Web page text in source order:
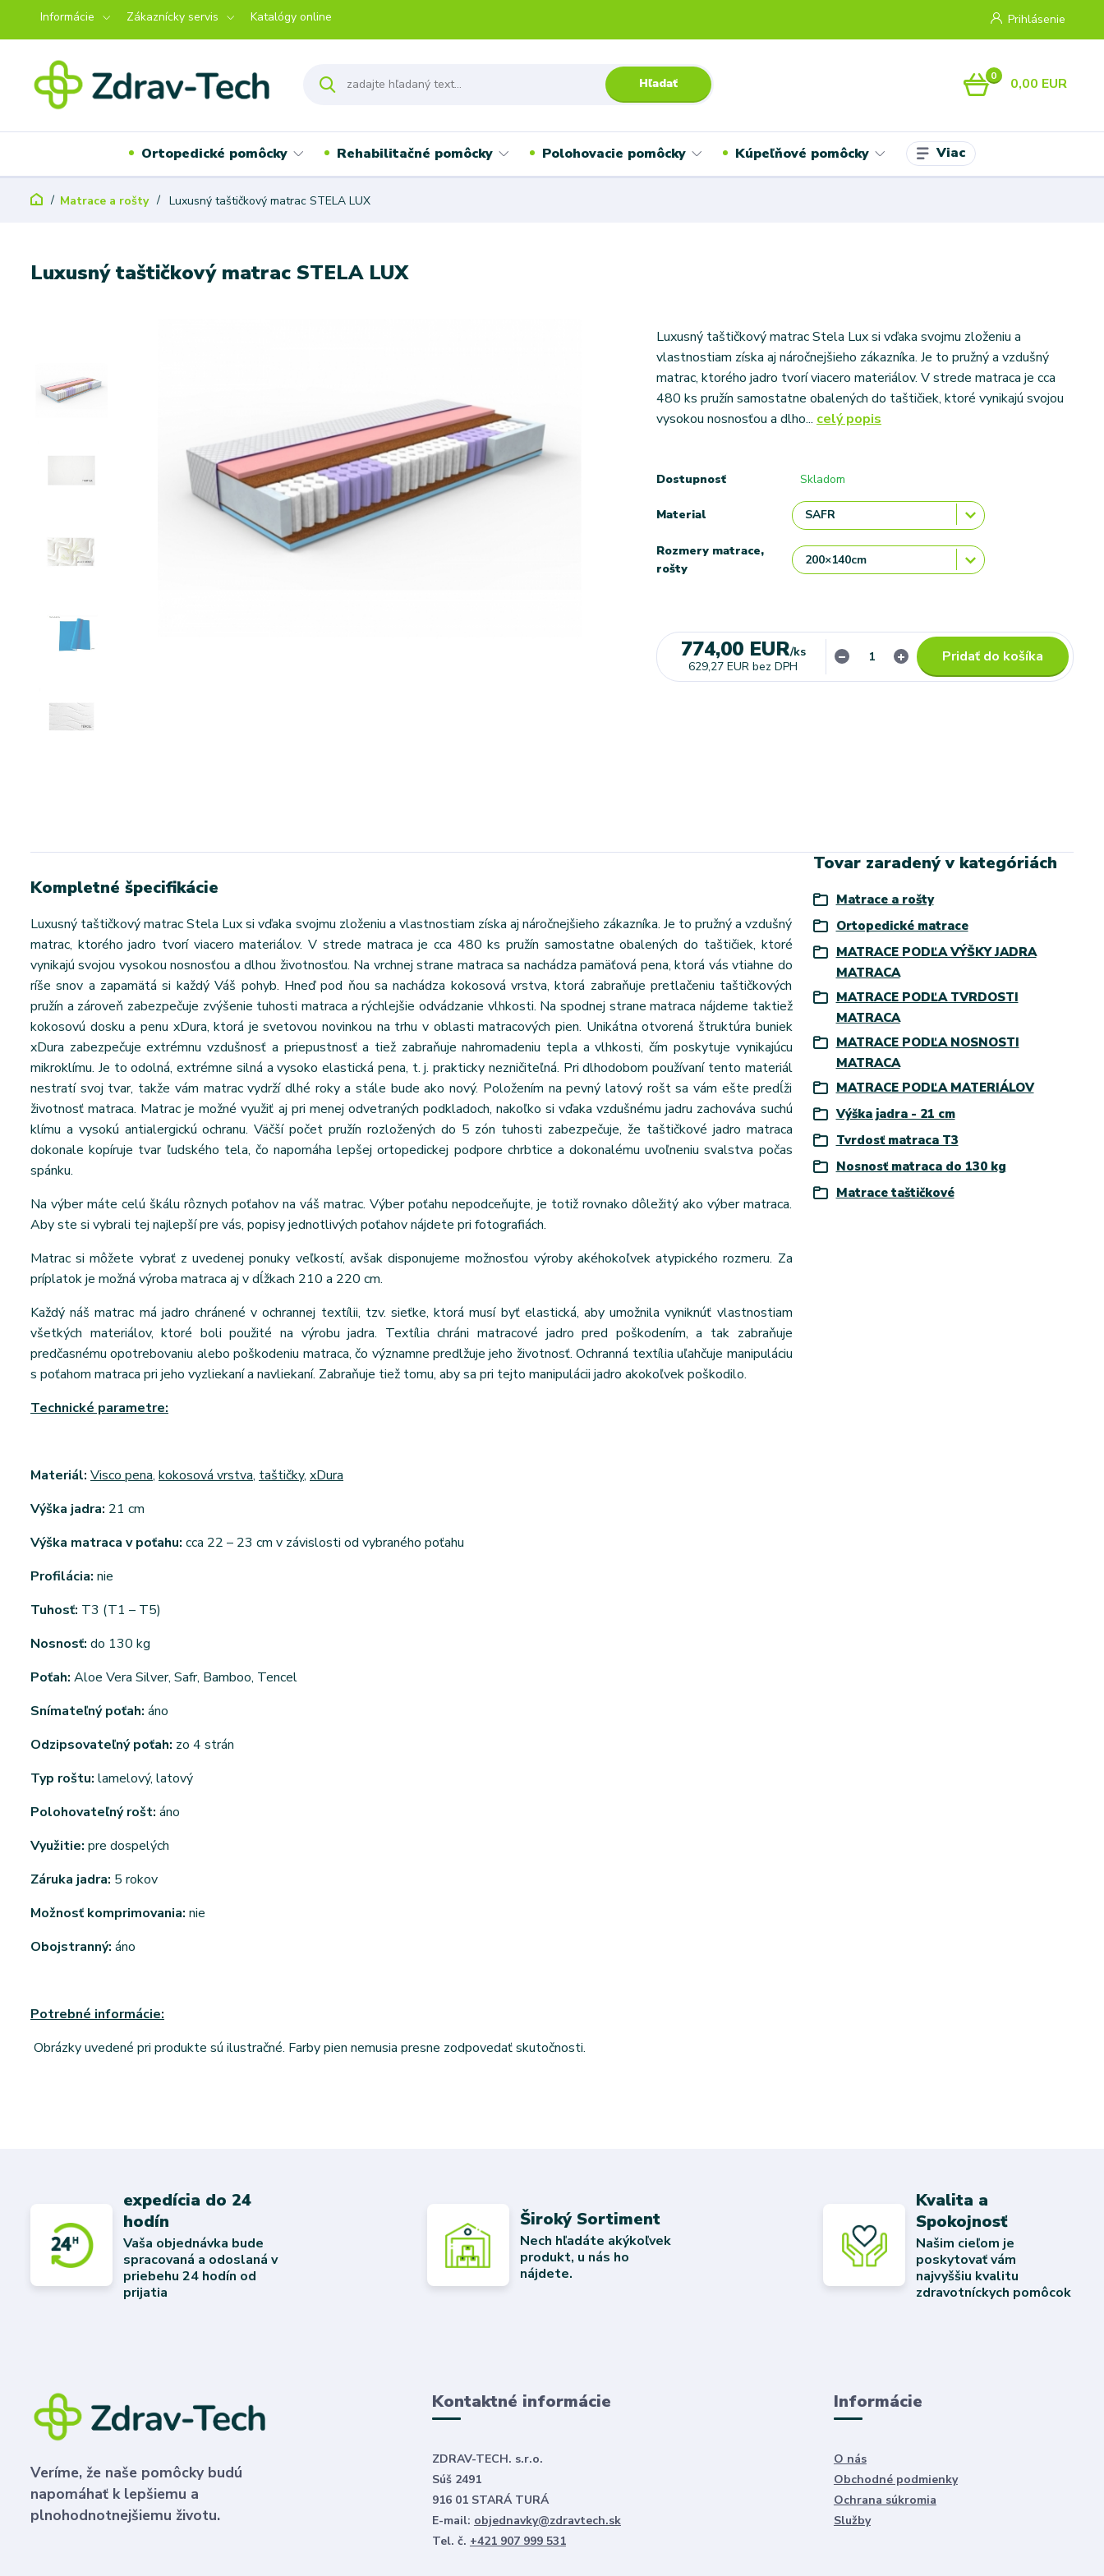
Informácie Zákaznícky servis Katalógy online Prihlásenie
Hľadať 0 0,00 EUR
Ortopedické pomôcky Rehabilitačné pomôcky Polohovacie pomôcky Kúpeľňové pomôcky Viac
Matrace a rošty Luxusný taštičkový matrac STELA LUX
Luxusný taštičkový matrac STELA LUX
Luxusný taštičkový matrac Stela Lux si vďaka svojmu zloženiu a
vlastnostiam získa aj náročnejšieho zákazníka. Je to pružný a vzdušný
matrac, ktorého jadro tvorí viacero materiálov. V strede matraca je cca
480 ks pružín samostatne obalených do taštičiek, ktoré vynikajú svojou
vysokou nosnosťou a dlho... celý popis
Dostupnosť Skladom
Material
Rozmery matrace,
rošty
774,00 EUR/ks
629,27 EUR bez DPH
Pridať do košíka
Kompletné špecifikácie
Luxusný taštičkový matrac Stela Lux si vďaka svojmu zloženiu a vlastnostiam získa aj náročnejšieho zákazníka. Je to pružný a vzdušný
matrac, ktorého jadro tvorí viacero materiálov. V strede matraca je cca 480 ks pružín samostatne obalených do taštičiek, ktoré
vynikajú svojou vysokou nosnosťou a dlhou životnosťou. Na vrchnej strane matraca sa nachádza pamäťová pena, ktorá vás vtiahne do
ríše snov a zapamätá si každý Váš pohyb. Hneď pod ňou sa nachádza kokosová vrstva, ktorá zabraňuje pretlačeniu taštičkových
pružín a zároveň zabezpečuje zvýšenie tuhosti matraca a rýchlejšie odvádzanie vlhkosti. Na spodnej strane matraca nájdeme taktiež
kokosovú dosku a penu xDura, ktorá je svetovou novinkou na trhu v oblasti matracových pien. Unikátna otvorená štruktúra buniek
xDura zabezpečuje extrémnu vzdušnosť a priepustnosť a tiež zabraňuje nahromadeniu tepla a vlhkosti, čím poskytuje vynikajúcu
mikroklímu. Je to odolná, extrémne silná a vysoko elastická pena, t. j. prakticky nezničiteľná. Pri dlhodobom používaní tento materiál
nestratí svoj tvar, takže vám matrac vydrží dlhé roky a stále bude ako nový. Položením na pevný latový rošt sa vám ešte predĺži
životnosť matraca. Matrac je možné využiť aj pri menej odvetraných podkladoch, nakoľko si vďaka vzdušnému jadru zachováva suchú
klímu a vysokú antialergickú ochranu. Väčší počet pružín rozložených do 5 zón tuhosti zabezpečuje, že taštičkové jadro matraca
dokonale kopíruje tvar ľudského tela, čo napomáha lepšej ortopedickej podpore chrbtice a dokonalému uvoľneniu svalstva počas
spánku.
Na výber máte celú škálu rôznych poťahov na váš matrac. Výber poťahu nepodceňujte, je totiž rovnako dôležitý ako výber matraca.
Aby ste si vybrali tej najlepší pre vás, popisy jednotlivých poťahov nájdete pri fotografiách.
Matrac si môžete vybrať z uvedenej ponuky veľkostí, avšak disponujeme možnosťou výroby akéhokoľvek atypického rozmeru. Za
príplatok je možná výroba matraca aj v dĺžkach 210 a 220 cm.
Každý náš matrac má jadro chránené v ochrannej textílii, tzv. sieťke, ktorá musí byť elastická, aby umožnila vyniknúť vlastnostiam
všetkých materiálov, ktoré boli použité na výrobu jadra. Textília chráni matracové jadro pred poškodením, a tak zabraňuje
predčasnému opotrebovaniu alebo poškodeniu matraca, čo významne predlžuje jeho životnosť. Ochranná textília uľahčuje manipuláciu
s poťahom matraca pri jeho vyzliekaní a navliekaní. Zabraňuje tiež tomu, aby sa pri tejto manipulácii jadro akokoľvek poškodilo.
Technické parametre:
Materiál: Visco pena, kokosová vrstva, taštičky, xDura
Výška jadra: 21 cm
Výška matraca v poťahu: cca 22 – 23 cm v závislosti od vybraného poťahu
Profilácia: nie
Tuhosť: T3 (T1 – T5)
Nosnosť: do 130 kg
Poťah: Aloe Vera Silver, Safr, Bamboo, Tencel
Snímateľný poťah: áno
Odzipsovateľný poťah: zo 4 strán
Typ roštu: lamelový, latový
Polohovateľný rošt: áno
Využitie: pre dospelých
Záruka jadra: 5 rokov
Možnosť komprimovania: nie
Obojstranný: áno
Potrebné informácie:
Obrázky uvedené pri produkte sú ilustračné. Farby pien nemusia presne zodpovedať skutočnosti.
Tovar zaradený v kategóriách
Matrace a rošty
Ortopedické matrace
MATRACE PODĽA VÝŠKY JADRA
MATRACA
MATRACE PODĽA TVRDOSTI
MATRACA
MATRACE PODĽA NOSNOSTI
MATRACA
MATRACE PODĽA MATERIÁLOV
Výška jadra - 21 cm
Tvrdosť matraca T3
Nosnosť matraca do 130 kg
Matrace taštičkové
expedícia do 24
hodín
Vaša objednávka bude
spracovaná a odoslaná v
priebehu 24 hodín od
prijatia
Široký Sortiment
Nech hľadáte akýkoľvek
produkt, u nás ho
nájdete.
Kvalita a
Spokojnosť
Našim cieľom je
poskytovať vám
najvyššiu kvalitu
zdravotníckych pomôcok
Veríme, že naše pomôcky budú
napomáhať k lepšiemu a
plnohodnotnejšiemu životu.
Kontaktné informácie
ZDRAV-TECH. s.r.o.
Súš 2491
916 01 STARÁ TURÁ
E-mail: objednavky@zdravtech.sk
Tel. č. +421 907 999 531
Informácie
O nás
Obchodné podmienky
Ochrana súkromia
Služby